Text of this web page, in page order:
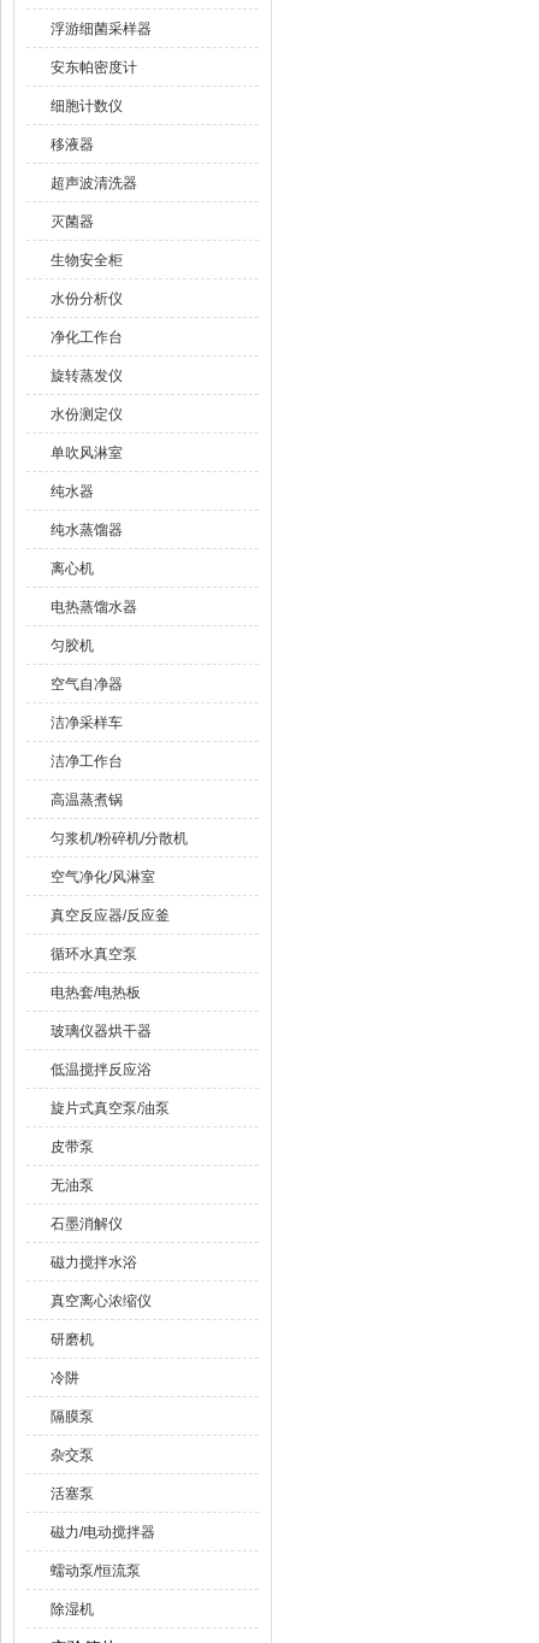
浮游细菌采样器
安东帕密度计
细胞计数仪
移液器
超声波清洗器
灭菌器
生物安全柜
水份分析仪
净化工作台
旋转蒸发仪
水份测定仪
单吹风淋室
纯水器
纯水蒸馏器
离心机
电热蒸馏水器
匀胶机
空气自净器
洁净采样车
洁净工作台
高温蒸煮锅
匀浆机/粉碎机/分散机
空气净化/风淋室
真空反应器/反应釜
循环水真空泵
电热套/电热板
玻璃仪器烘干器
低温搅拌反应浴
旋片式真空泵/油泵
皮带泵
无油泵
石墨消解仪
磁力搅拌水浴
真空离心浓缩仪
研磨机
冷阱
隔膜泵
杂交泵
活塞泵
磁力/电动搅拌器
蠕动泵/恒流泵
除湿机